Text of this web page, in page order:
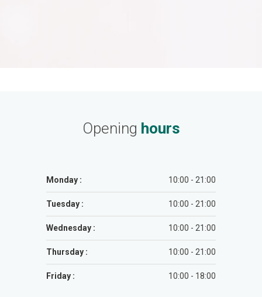
Opening hours
Monday : 10:00 - 21:00
Tuesday : 10:00 - 21:00
Wednesday : 10:00 - 21:00
Thursday : 10:00 - 21:00
Friday : 10:00 - 18:00